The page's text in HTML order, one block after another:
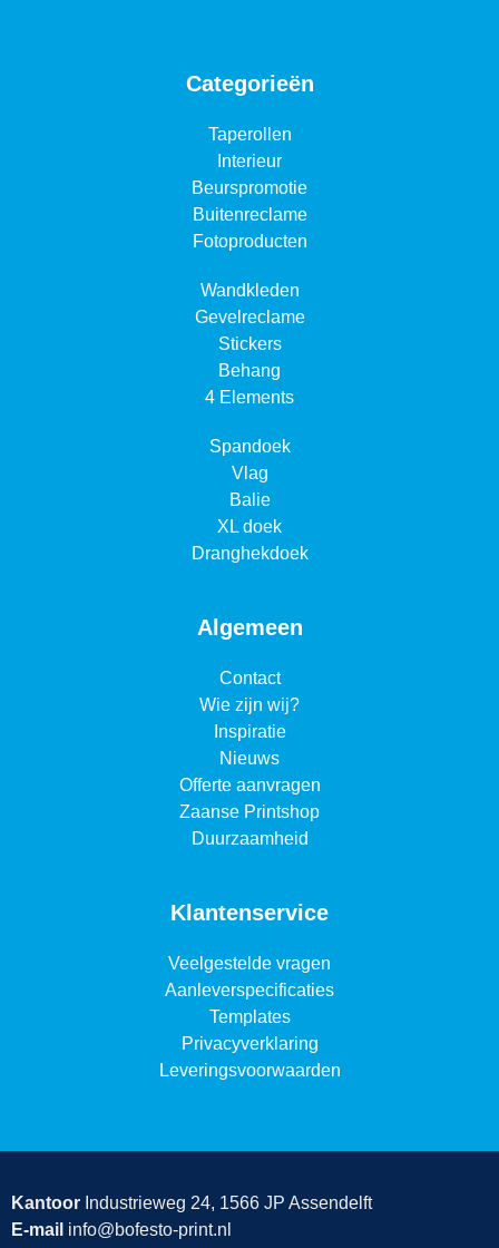
Categorieën
Taperollen
Interieur
Beurspromotie
Buitenreclame
Fotoproducten
Wandkleden
Gevelreclame
Stickers
Behang
4 Elements
Spandoek
Vlag
Balie
XL doek
Dranghekdoek
Algemeen
Contact
Wie zijn wij?
Inspiratie
Nieuws
Offerte aanvragen
Zaanse Printshop
Duurzaamheid
Klantenservice
Veelgestelde vragen
Aanleverspecificaties
Templates
Privacyverklaring
Leveringsvoorwaarden
Kantoor Industrieweg 24, 1566 JP Assendelft
E-mail info@bofesto-print.nl